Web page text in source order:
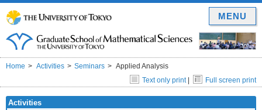
Home Activities Seminars
Applied Analysis
Text only print| Full screen print
Activities
MENU